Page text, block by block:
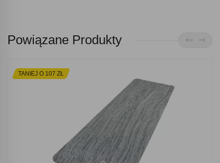
Powiązane Produkty
TANIEJ O 107 ZŁ